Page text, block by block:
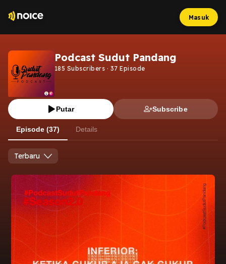
Masuk
Podcast Sudut Pandang
185 Subscribers · 37 Episode
Putar Subscribe
Episode (37) Details
Terbaru